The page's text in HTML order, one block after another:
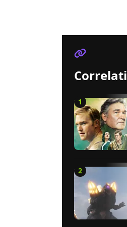
Correlati
1
2